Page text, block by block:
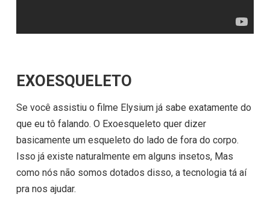
EXOESQUELETO
Se você assistiu o filme Elysium já sabe exatamente do
que eu tô falando. O Exoesqueleto quer dizer
basicamente um esqueleto do lado de fora do corpo.
Isso já existe naturalmente em alguns insetos, Mas
como nós não somos dotados disso, a tecnologia tá aí
pra nos ajudar.